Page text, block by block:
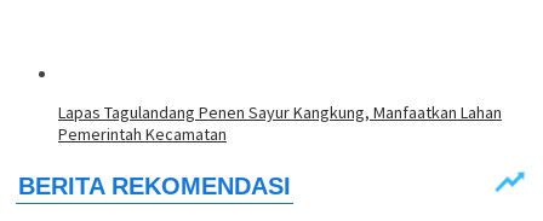
Lapas Tagulandang Penen Sayur Kangkung, Manfaatkan Lahan
Pemerintah Kecamatan